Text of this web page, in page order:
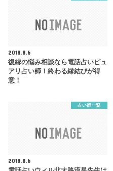
2018.8.6
復縁の悩み相談なら電話占いピュ
アリ占い師！終わる縁結びが得
意！
占い師一覧
2018.8.6